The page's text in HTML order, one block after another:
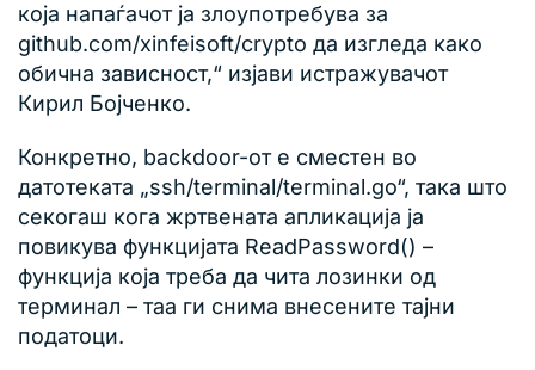
која напаѓачот ја злоупотребува за
github.com/xinfeisoft/crypto да изгледа како
обична зависност,“ изјави истражувачот
Кирил Бојченко.
Конкретно, backdoor-от е сместен во
датотеката „ssh/terminal/terminal.go“, така што
секогаш кога жртвената апликација ја
повикува функцијата ReadPassword() –
функција која треба да чита лозинки од
терминал – таа ги снима внесените тајни
податоци.